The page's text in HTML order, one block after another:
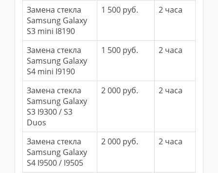
Замена стекла
Samsung Galaxy
S3 mini I8190
1 500 руб. 2 часа
Замена стекла
Samsung Galaxy
S4 mini I9190
1 500 руб. 2 часа
Замена стекла
Samsung Galaxy
S3 I9300 / S3
Duos
2 000 руб. 2 часа
Замена стекла
Samsung Galaxy
S4 I9500 / I9505
2 000 руб. 2 часа